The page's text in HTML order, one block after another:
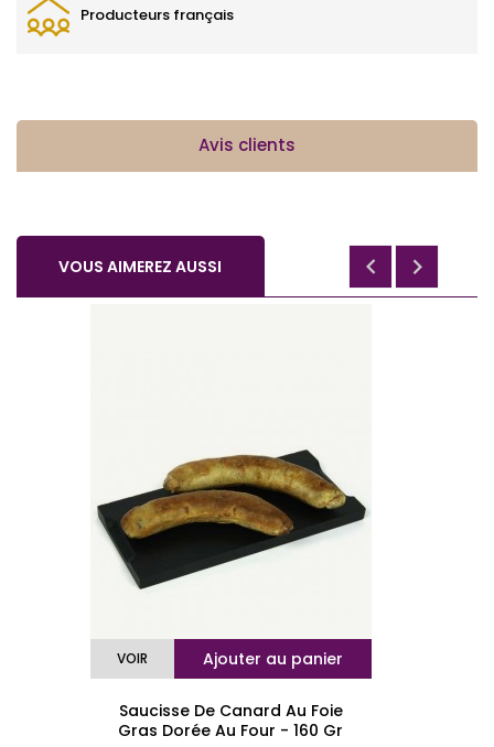
Producteurs français
Avis clients
VOUS AIMEREZ AUSSI
Ajouter au panier
VOIR
Saucisse De Canard Au Foie
Gras Dorée Au Four - 160 Gr
 